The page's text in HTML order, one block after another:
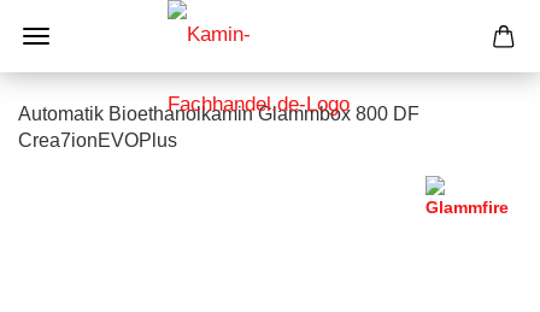
Automatik Bioethanolkamin Glammbox 800 DF
Crea7ionEVOPlus